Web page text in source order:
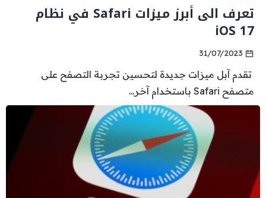
تعرف الى أبرز ميزات Safari في نظام
iOS 17
31/07/2023
تقدم آبل ميزات جديدة لتحسين تجربة التصفح على
متصفح Safari باستخدام آخر...